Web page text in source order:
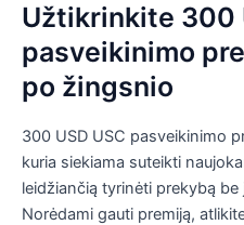
Užtikrinkite 300
pasveikinimo
po žingsnio
300 USD USC pasveikinimo
kuria siekiama suteikti
leidžiančią tyrinėti prekybą
Norėdami gauti premiją,